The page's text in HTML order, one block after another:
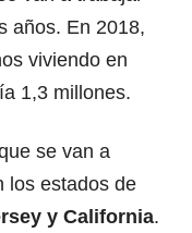
años. En 2018,
viviendo en
1,3 millones.
se van a
los estados de
y California.